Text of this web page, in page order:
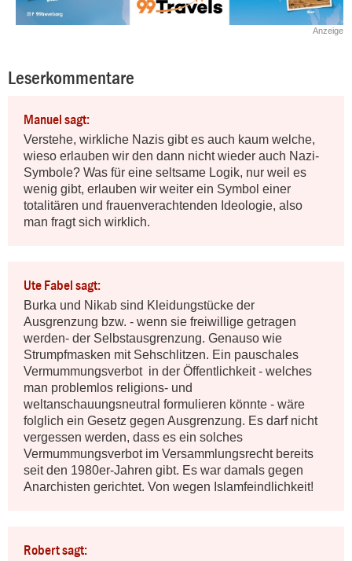
Anzeige
Leserkommentare
Manuel sagt:
Verstehe, wirkliche Nazis gibt es auch kaum welche,
wieso erlauben wir den dann nicht wieder auch Nazi-
Symbole? Was für eine seltsame Logik, nur weil es
wenig gibt, erlauben wir weiter ein Symbol einer
totalitären und frauenverachtenden Ideologie, also
man fragt sich wirklich.
Ute Fabel sagt:
Burka und Nikab sind Kleidungstücke der
Ausgrenzung bzw. - wenn sie freiwillige getragen
werden- der Selbstausgrenzung. Genauso wie
Strumpfmasken mit Sehschlitzen. Ein pauschales
Vermummungsverbot  in der Öffentlichkeit - welches
man problemlos religions- und
weltanschauungsneutral formulieren könnte - wäre
folglich ein Gesetz gegen Ausgrenzung. Es darf nicht
vergessen werden, dass es ein solches
Vermummungsverbot im Versammlungsrecht bereits
seit den 1980er-Jahren gibt. Es war damals gegen
Anarchisten gerichtet. Von wegen Islamfeindlichkeit!
Robert sagt: